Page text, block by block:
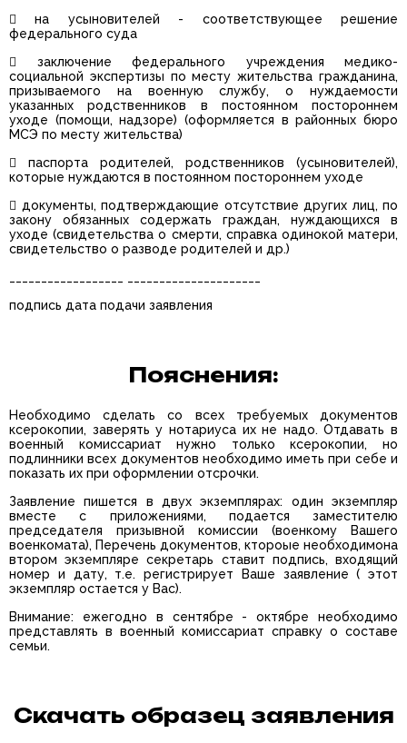
 на усыновителей - соответствующее решение
федерального суда
 заключение федерального учреждения медико-
социальной экспертизы по месту жительства гражданина,
призываемого на военную службу, о нуждаемости
указанных родственников в постоянном постороннем
уходе (помощи, надзоре) (оформляется в районных бюро
МСЭ по месту жительства)
 паспорта родителей, родственников (усыновителей),
которые нуждаются в постоянном постороннем уходе
 документы, подтверждающие отсутствие других лиц, по
закону обязанных содержать граждан, нуждающихся в
уходе (свидетельства о смерти, справка одинокой матери,
свидетельство о разводе родителей и др.)
подпись дата подачи заявления
Пояснения:
Необходимо сделать со всех требуемых документов
ксерокопии, заверять у нотариуса их не надо. Отдавать в
военный комиссариат нужно только ксерокопии, но
подлинники всех документов необходимо иметь при себе и
показать их при оформлении отсрочки.
Заявление пишется в двух экземплярах: один экземпляр
вместе с приложениями, подается заместителю
председателя призывной комиссии (военкому Вашего
военкомата), Перечень документов, ктороые необходимона
втором экземпляре секретарь ставит подпись, входящий
номер и дату, т.е. регистрирует Ваше заявление ( этот
экземпляр остается у Вас).
Внимание: ежегодно в сентябре - октябре необходимо
представлять в военный комиссариат справку о составе
семьи.
Скачать образец заявления